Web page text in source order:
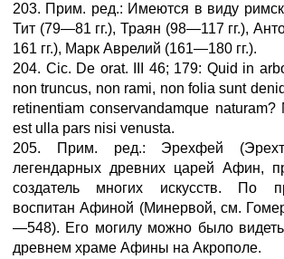
203. Прим. ред.: Имеются в виду
Тит (79—81 гг.), Траян (98—117 гг.),
161 гг.), Марк Аврелий (161—180 гг.).
204. Cic. De orat. III 46; 179: Quid in
non truncus, non rami, non folia sunt
retinentiam conservandamque naturam?
est ulla pars nisi venusta.
205. Прим. ред.: Эрехфей
легендарных древних царей Афин,
создатель многих искусств. По
воспитан Афиной (Минервой, см.
—548). Его могилу можно было
древнем храме Афины на Акрополе.